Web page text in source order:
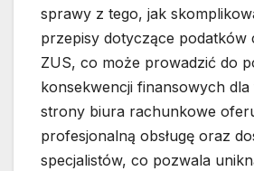
sprawy z tego, jak
przepisy dotyczące podatków
ZUS, co może prowadzić do
konsekwencji finansowych dla
strony biura rachunkowe
profesjonalną obsługę oraz
specjalistów, co pozwala